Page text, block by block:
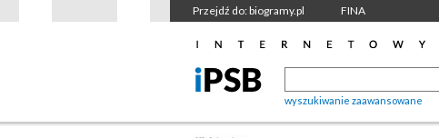
Przejdź do: biogramy.pl FINA
wyszukiwanie zaawansowane